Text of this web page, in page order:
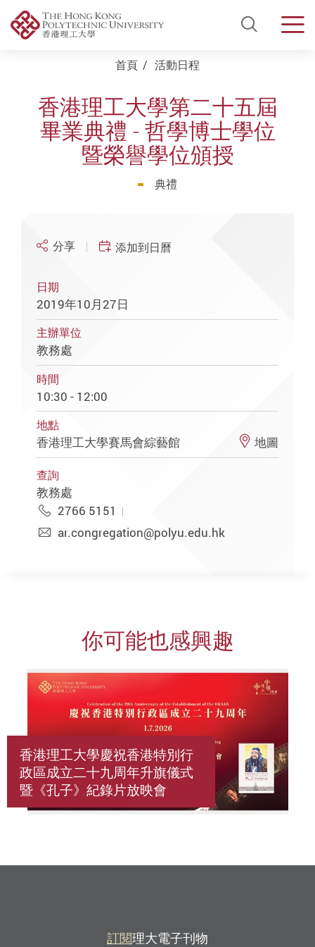
Open
首頁 活動日程
香港理工大學第二十五屆
畢業典禮 - 哲學博士學位
暨榮譽學位頒授
典禮
分享 添加到日曆
日期
2019年10月27日
主辦單位
教務處
時間
10:30 - 12:00
地點
香港理工大學賽馬會綜藝館 地圖
查詢
教務處
2766 5151
ar.congregation@polyu.edu.hk
你可能也感興趣
香港理工大學慶祝香港特別行
政區成立二十九周年升旗儀式
暨《孔子》紀錄片放映會
訂閱理大電子刊物